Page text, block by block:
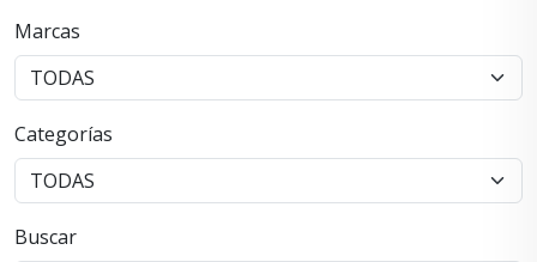
Marcas
Categorías
Buscar